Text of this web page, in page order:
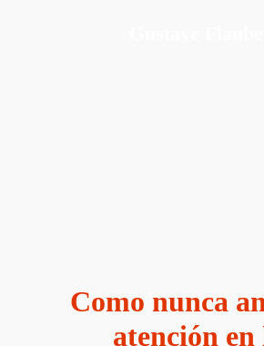
Como nunca
atención en